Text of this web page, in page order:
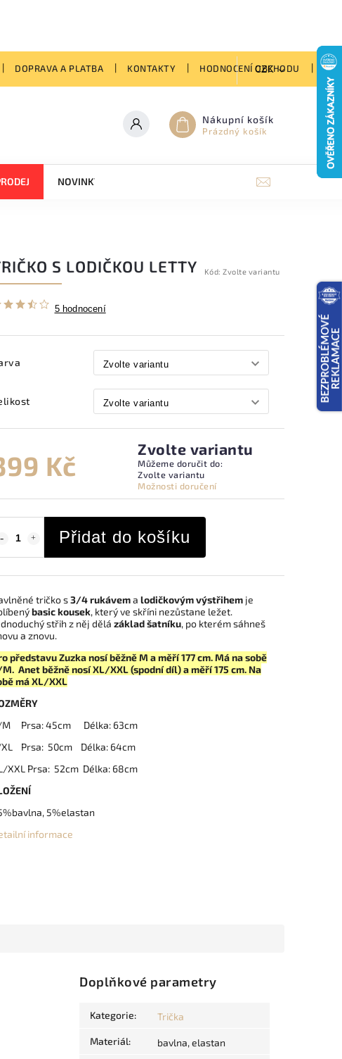
DOPRAVA A PLATBA KONTAKTY HODNOCENÍ OBCHODU
CZK
Nákupní košík
Prázdný košík
NOVINKY
S LODIČKOU LETTY Kód: Zvolte variantu
5 hodnocení
Kč
Zvolte variantu
Můžeme doručit do:
Zvolte variantu
Možnosti doručení
Přidat do košíku
tričko s3/4 rukávema lodičkovým výstřihemje
basic kousek, který ve skříni nezůstane ležet.
střih z něj dělá základ šatníku, po kterém sáhneš
a znovu.
představu Zuzka nosí běžně M a měří 177 cm. Má na sobě
Anet běžně nosí XL/XXL (spodní díl) a měří 175 cm. Na
má XL/XXL
M Prsa: 45cm Délka: 63cm
Prsa: 50cm Délka: 64cm
XXL Prsa: 52cm Délka: 68cm
5%elastan
informace
Doplňkové parametry
Kategorie: Trička
Materiál: bavlna, elastan